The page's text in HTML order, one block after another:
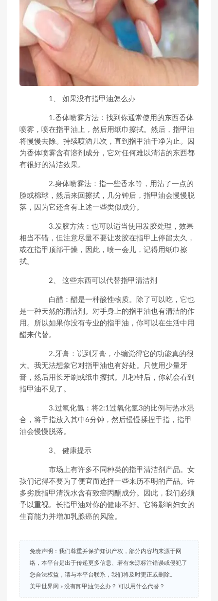
1、 如果没有指甲油怎么办
1.香体喷雾方法：找到你通常使用的东西香体
喷雾，喷在指甲油上，然后用纸巾擦拭。然后，指甲油
将慢慢去除。持续喷洒几次，直到指甲油干净为止。因
为香体喷雾含有溶剂成分，它对任何难以清洁的东西都
有很好的清洁效果。
2.身体喷雾法：指一些香水等，用沾了一点的
脸或棉球，然后来回擦拭，几分钟后，指甲油会慢慢脱
落，因为它还含有上述一些类似成分。
3.发胶方法：也可以适当使用发胶处理，效果
相当不错，但注意尽量不要让发胶在指甲上停留太久，
或在指甲顶部干燥，因此，喷一会儿，记得用纸巾擦
拭。
2、 这些东西可以代替指甲清洁剂
白醋：醋是一种酸性物质。除了可以吃，它也
是一种天然的清洁剂。对手身上的指甲油也有清洁的作
用。所以如果你没有专业的指甲油，你可以在生活中用
醋来代替。
2.牙膏：说到牙膏，小编觉得它的功能真的很
大。我无法想象它对指甲油也有好处。只使用少量牙
膏，然后用长牙刷或纸巾擦拭。几秒钟后，你就会看到
指甲油不见了。
3.过氧化氢：将2:1过氧化氢3的比例与热水混
合，将手指放入其中6分钟，然后慢慢揉捏手指，指甲
油会慢慢脱落。
3、 健康提示
市场上有许多不同种类的指甲清洁剂产品。女
孩们记得不要为了便宜而选择一些来历不明的产品。许
多劣质指甲清洗水含有致癌丙酮成分。因此，我们必须
予以重视。长指甲油对你的健康不好。它将影响妇女的
生育能力并增加乳腺癌的风险。
免责声明：我们尊重并保护知识产权，部分内容均来源于网
络，本平台是出于传递更多信息、若有来源标注错误或侵犯了
您合法权益，请与本平台联系，我们将及时更正或删除。
美甲世界网 » 没有卸甲油怎么办？ 可以用什么代替？